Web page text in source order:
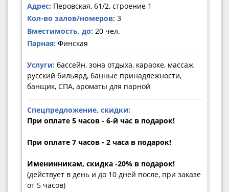
Адрес: Перовская, 61/2, строение 1
Кол-во залов/номеров: 3
Вместимость, до: 20 чел.
Парная: Финская
Услуги: бассейн, зона отдыха, караоке, массаж,
русский бильярд, банные принадлежности,
банщик, СПА, ароматы для парной
Спецпредложение, скидки:
При оплате 5 часов - 6-й час в подарок!
При оплате 7 часов - 2 часа в подарок!
Именинникам, скидка -20% в подарок!
(действует в день и до 10 дней после, при заказе
от 5 часов)